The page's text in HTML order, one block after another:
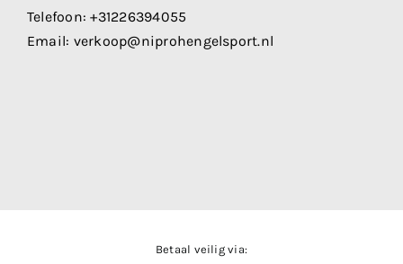
Telefoon:+31226394055
Email: verkoop@niprohengelsport.nl
Betaal veilig via: